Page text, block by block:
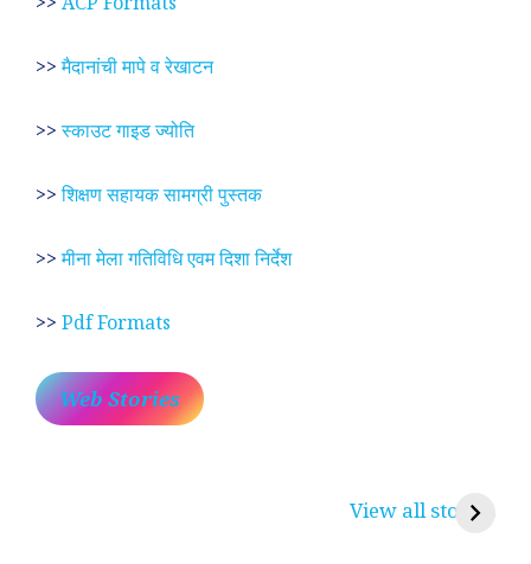
>>मैदानांची मापे व रेखाटन
>>स्काउट गाइड ज्योति
>>शिक्षण सहायक सामग्री पुस्तक
>>मीना मेला गतिविधि एवम दिशा निर्देश
>> Pdf Formats
Web Stories
View all stories
रामसा पीर, रुणेचा रा